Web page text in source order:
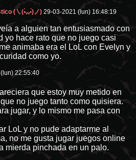
(㇏(•̀ᵥᵥ•́)ノ) 29-03-2021 (lun) 16:48:19
a alguien tan entusiasmado con
yo hace rato que no juego casi
animaba era el LoL con Evelyn y
como yo.
22:55:40
que estoy muy metido en
no juego tanto como quisiera.
jugar, y lo mismo me pasa con
LoL y no pude adaptarme al
no me gusta jugar juegos online
mierda pinchada en un palo.